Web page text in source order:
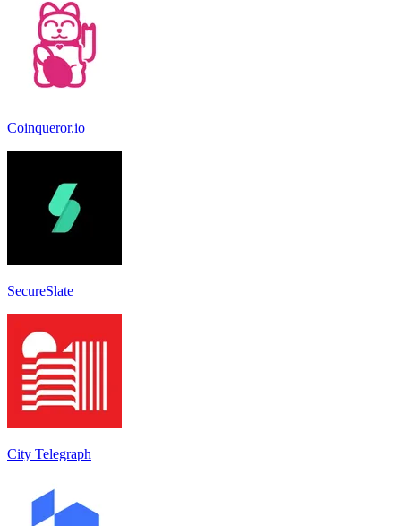
Coinqueror.io
SecureSlate
City Telegraph